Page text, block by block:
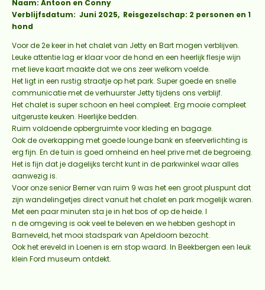
Naam: Antoon en Conny
Verblijfsdatum: Juni 2025, Reisgezelschap: 2 personen en 1
hond
Voor de 2e keer in het chalet van Jetty en Bart mogen verblijven.
Leuke attentie lag er klaar voor de hond en een heerlijk flesje wijn
met lieve kaart maakte dat we ons zeer welkom voelde.
Het ligt in een rustig straatje op het park. Super goede en snelle
communicatie met de verhuurster Jetty tijdens ons verblijf.
Het chalet is super schoon en heel compleet. Erg mooie compleet
uitgeruste keuken. Heerlijke bedden.
Ruim voldoende opbergruimte voor kleding en bagage.
Ook de overkapping met goede lounge bank en sfeerverlichting is
erg fijn. En de tuin is goed omheind en heel prive met de begroeing.
Het is fijn dat je dagelijks tercht kunt in de parkwinkel waar alles
aanwezig is.
Voor onze senior Berner van ruim 9 was het een groot pluspunt dat
zijn wandelingetjes direct vanuit het chalet en park mogelijk waren.
Met een paar minuten sta je in het bos of op de heide. I
n de omgeving is ook veel te beleven en we hebben geshopt in
Barneveld, het mooi stadspark van Apeldoorn bezocht.
Ook het ereveld in Loenen is ern stop waard. In Beekbergen een leuk
klein Ford museum ontdekt.